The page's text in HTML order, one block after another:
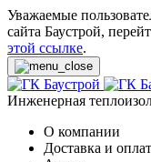
Уважаемые
сайта Баустрой,
этой ссылке.
Инженерная
О компании
Доставка и